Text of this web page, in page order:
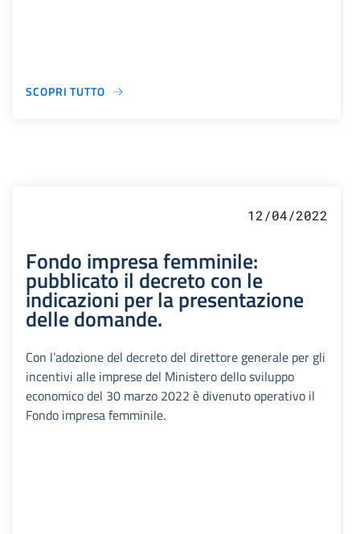
SCOPRI TUTTO
12/04/2022
Fondo impresa femminile:
pubblicato il decreto con le
indicazioni per la presentazione
delle domande.
Con l’adozione del decreto del direttore generale per gli
incentivi alle imprese del Ministero dello sviluppo
economico del 30 marzo 2022 è divenuto operativo il
Fondo impresa femminile.